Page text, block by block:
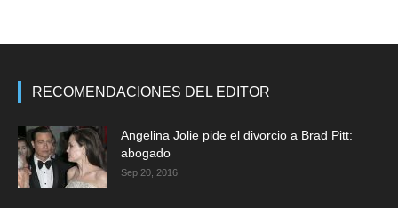
RECOMENDACIONES DEL EDITOR
Angelina Jolie pide el divorcio a Brad Pitt:
abogado
Sep 20, 2016